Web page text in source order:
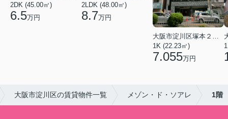
2DK (45.00㎡)
6.5万円
2LDK (48.00㎡)
8.7万円
大阪市淀川区塚本２丁目
1K (22.23㎡)
7.055万円
大阪市淀川区の賃貸物件一覧 メゾン・ド・ソアレ 1階